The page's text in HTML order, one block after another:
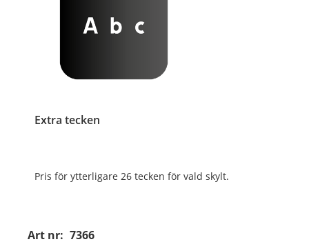
Extra tecken
Art nr: 7366
Pris för ytterligare 26 tecken för vald skylt.